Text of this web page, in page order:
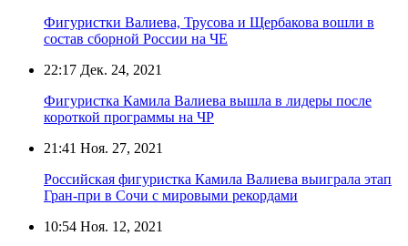
Фигуристки Валиева, Трусова и Щербакова вошли в
состав сборной России на ЧЕ
22:17 Дек. 24, 2021
Фигуристка Камила Валиева вышла в лидеры после
короткой программы на ЧР
21:41 Ноя. 27, 2021
Российская фигуристка Камила Валиева выиграла этап
Гран-при в Сочи с мировыми рекордами
10:54 Ноя. 12, 2021